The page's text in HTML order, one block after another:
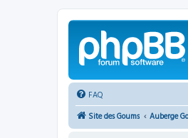
FAQ
Site des Goums
Auberge